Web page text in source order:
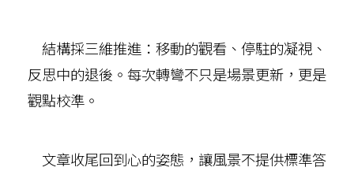
結構採三維推進：移動的觀看、停駐的凝視、
反思中的退後。每次轉彎不只是場景更新，更是
觀點校準。
文章收尾回到心的姿態，讓風景不提供標準答